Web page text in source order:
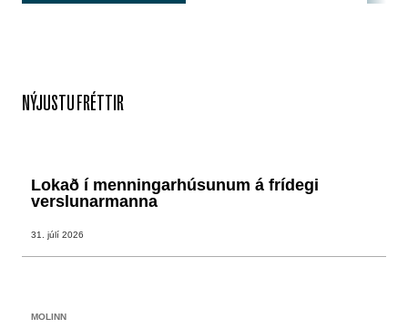
NÝJUSTU FRÉTTIR
Lokað í menningarhúsunum á frídegi
verslunarmanna
31. júlí 2026
MOLINN